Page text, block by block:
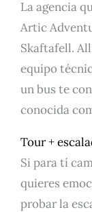
La agencia
Artic
Skaftafell.
equipo
un bus te
conocida
Tour +
Si para tí
quieres
probar la